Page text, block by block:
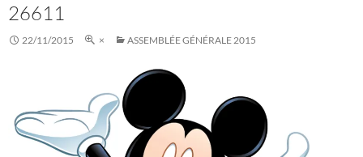
26611
22/11/2015 × ASSEMBLÉE GÉNÉRALE 2015